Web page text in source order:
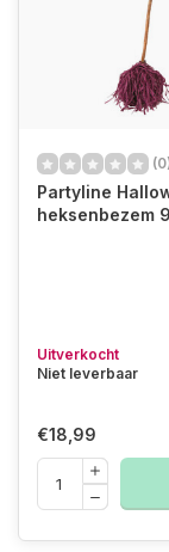
Partyline
heksenbezem
Uitverkocht
Niet leverbaar
€18,99